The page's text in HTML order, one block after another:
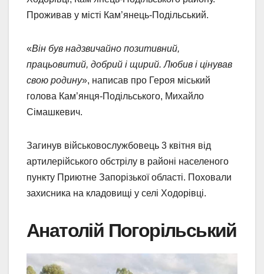
Проживав у місті Кам’янець-Подільський.
«Він був надзвичайно позитивний,
працьовитий, добрий і щирий. Любив і цінував
свою родину», написав про Героя міський
голова Кам’янця-Подільського, Михайло
Сімашкевич.
Загинув військовослужбовець 3 квітня від
артилерійського обстрілу в районі населеного
пункту Приютне Запорізької області. Поховали
захисника на кладовищі у селі Ходорівці.
Анатолій Погорільський